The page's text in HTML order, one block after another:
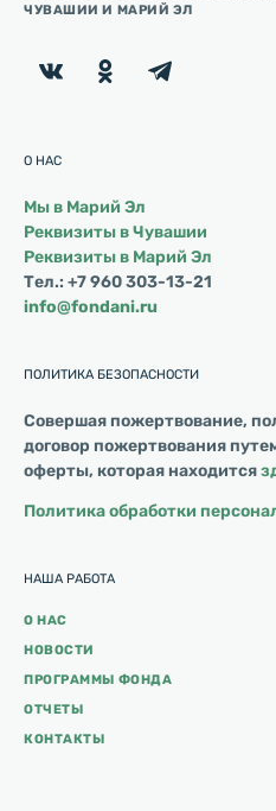
ЧУВАШИИ И МАРИЙ ЭЛ
О НАС
Мы в Марий Эл
Реквизиты в Чувашии
Реквизиты в Марий Эл
Тел.: +7 960 303-13-21
info@fondani.ru
НАША РАБОТА
О НАС
НОВОСТИ
ПРОГРАММЫ ФОНДА
ОТЧЕТЫ
КОНТАКТЫ
ПОЛИТИКА БЕЗОПАСНОСТИ
Совершая пожертвование,
договор пожертвования
оферты, которая находится
Политика обработки